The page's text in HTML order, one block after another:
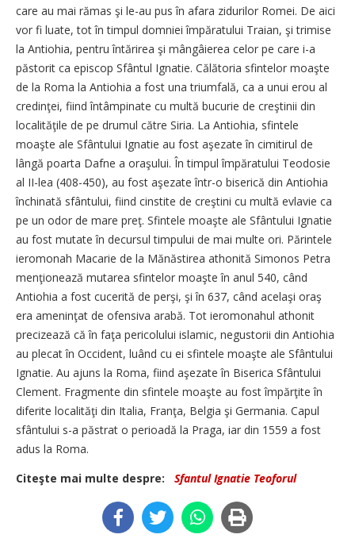
care au mai rămas şi le-au pus în afara zidurilor Romei. De aici
vor fi luate, tot în timpul domniei împăratului Traian, şi trimise
la Antiohia, pentru întărirea şi mângâierea celor pe care i-a
păstorit ca episcop Sfântul Ignatie. Călătoria sfintelor moaşte
de la Roma la Antiohia a fost una triumfală, ca a unui erou al
credinţei, fiind întâmpinate cu multă bucurie de creştinii din
localităţile de pe drumul către Siria. La Antiohia, sfintele
moaşte ale Sfântului Ignatie au fost aşezate în cimitirul de
lângă poarta Dafne a oraşului. În timpul împăratului Teodosie
al II-lea (408-450), au fost aşezate într-o biserică din Antiohia
închinată sfântului, fiind cinstite de creştini cu multă evlavie ca
pe un odor de mare preţ. Sfintele moaşte ale Sfântului Ignatie
au fost mutate în decursul timpului de mai multe ori. Părintele
ieromonah Macarie de la Mănăstirea athonită Simonos Petra
menţionează mutarea sfintelor moaşte în anul 540, când
Antiohia a fost cucerită de perşi, şi în 637, când acelaşi oraş
era ameninţat de ofensiva arabă. Tot ieromonahul athonit
precizează că în faţa pericolului islamic, negustorii din Antiohia
au plecat în Occident, luând cu ei sfintele moaşte ale Sfântului
Ignatie. Au ajuns la Roma, fiind aşezate în Biserica Sfântului
Clement. Fragmente din sfintele moaşte au fost împărţite în
diferite localităţi din Italia, Franţa, Belgia şi Germania. Capul
sfântului s-a păstrat o perioadă la Praga, iar din 1559 a fost
adus la Roma.
Citeşte mai multe despre:
Sfantul Ignatie Teoforul